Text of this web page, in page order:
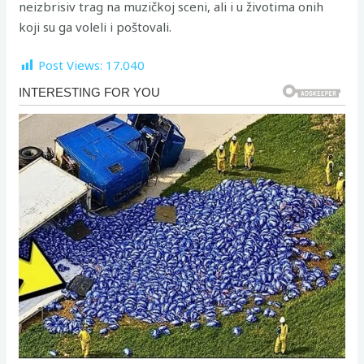
neizbrisiv trag na muzičkoj sceni, ali i u životima onih
koji su ga voleli i poštovali.
Post Views: 17.040